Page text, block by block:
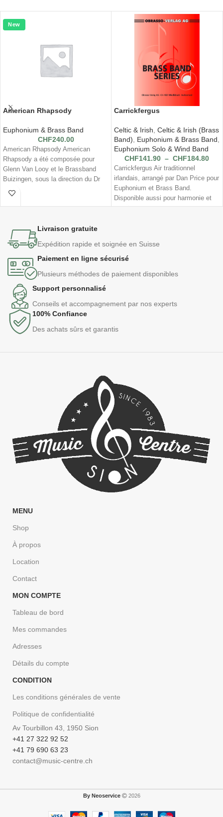
New
American Rhapsody
Euphonium & Brass Band
CHF240.00
American Rhapsody American
Rhapsody a été composée pour
Glenn Van Looy et le Brassband
Buizingen, sous la direction du Dr
Carrickfergus
Celtic & Irish Celtic & Irish (Brass
Band)
Euphonium & Brass Band
Euphonium Solo & Wind Band
CHF141.90 – CHF184.80
Carrickfergus Air traditionnel
irlandais, arrangé par Dan Price pour
Euphonium et Brass Band.
Disponible aussi pour harmonie et
orchestre symphonique
Livraison gratuite
Expédition rapide et soignée en Suisse
Paiement en ligne sécurisé
Plusieurs méthodes de paiement disponibles
Support personnalisé
Conseils et accompagnement par nos experts
100% Confiance
Des achats sûrs et garantis
MENU
Shop
À propos
Location
Contact
MON COMPTE
Tableau de bord
Mes commandes
Adresses
Détails du compte
CONDITION
Les conditions générales de vente
Politique de confidentialité
Av Tourbillon 43, 1950 Sion
+41 27 322 92 52
+41 79 690 63 23
contact@music-centre.ch
By Neoservice 2026